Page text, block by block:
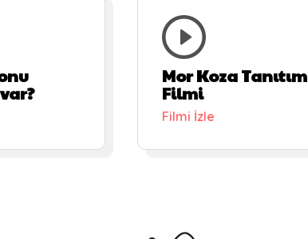
Mor Koza Tanıtım
Filmi
Filmi İzle